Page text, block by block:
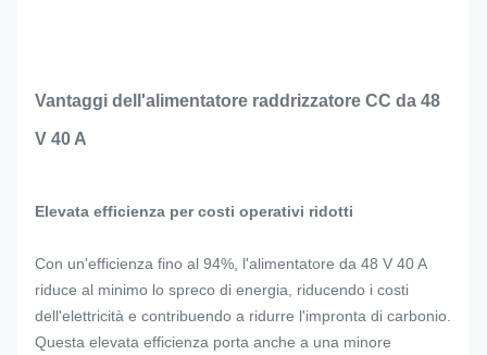
Vantaggi dell'alimentatore raddrizzatore CC da 48
V 40 A
Elevata efficienza per costi operativi ridotti
Con un'efficienza fino al 94%, l'alimentatore da 48 V 40 A
riduce al minimo lo spreco di energia, riducendo i costi
dell'elettricità e contribuendo a ridurre l'impronta di carbonio.
Questa elevata efficienza porta anche a una minore